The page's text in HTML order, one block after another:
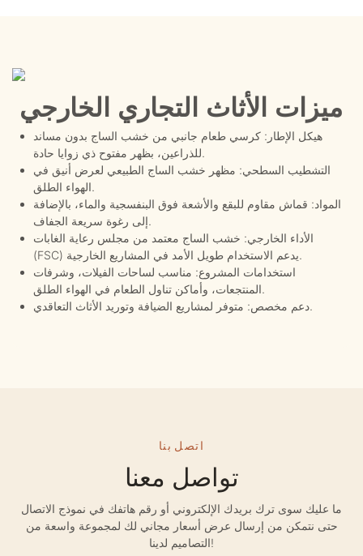
ميزات الأثاث التجاري الخارجي
هيكل الإطار: كرسي طعام جانبي من خشب الساج بدون مساند
للذراعين، بظهر مفتوح ذي زوايا حادة.
التشطيب السطحي: مظهر خشب الساج الطبيعي لعرض أنيق في
الهواء الطلق.
المواد: قماش مقاوم للبقع والأشعة فوق البنفسجية والماء، بالإضافة
إلى رغوة سريعة الجفاف.
الأداء الخارجي: خشب الساج معتمد من مجلس رعاية الغابات
(FSC) يدعم الاستخدام طويل الأمد في المشاريع الخارجية.
استخدامات المشروع: مناسب لساحات الفيلات، وشرفات
المنتجعات، وأماكن تناول الطعام في الهواء الطلق.
دعم مخصص: متوفر لمشاريع الضيافة وتوريد الأثاث التعاقدي.
اتصل بنا
تواصل معنا
ما عليك سوى ترك بريدك الإلكتروني أو رقم هاتفك في نموذج الاتصال
حتى نتمكن من إرسال عرض أسعار مجاني لك لمجموعة واسعة من
التصاميم لدينا!